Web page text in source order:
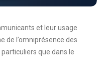
et leur usage
de l’omniprésence des
que dans le